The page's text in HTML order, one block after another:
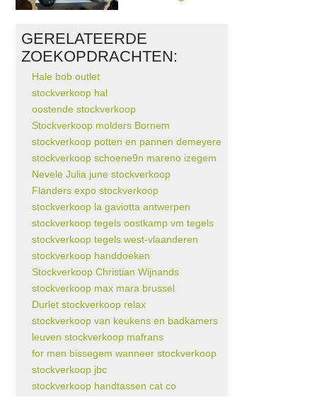
GERELATEERDE
ZOEKOPDRACHTEN:
Hale bob outlet
stockverkoop hal
oostende stockverkoop
Stockverkoop molders Bornem
stockverkoop potten en pannen demeyere
stockverkoop schoene9n mareno izegem
Nevele Julia june stockverkoop
Flanders expo stockverkoop
stockverkoop la gaviotta antwerpen
stockverkoop tegels oostkamp vm tegels
stockverkoop tegels west-vlaanderen
stockverkoop handdoeken
Stockverkoop Christian Wijnands
stockverkoop max mara brussel
Durlet stockverkoop relax
stockverkoop van keukens en badkamers
leuven stockverkoop mafrans
for men bissegem wanneer stockverkoop
stockverkoop jbc
stockverkoop handtassen cat co